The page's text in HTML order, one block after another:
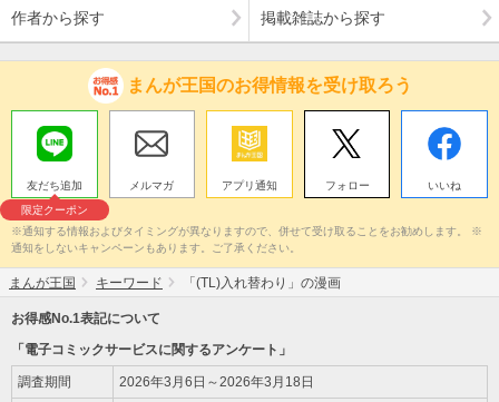
作者から探す 掲載雑誌から探す
まんが王国のお得情報を受け取ろう
友だち追加
限定クーポン
メルマガ アプリ通知 フォロー いいね
※通知する情報およびタイミングが異なりますので、併せて受け取ることをお勧めします。 ※
通知をしないキャンペーンもあります。ご了承ください。
まんが王国 キーワード 「(TL)入れ替わり」の漫画
お得感No.1表記について
「電子コミックサービスに関するアンケート」
調査期間 2026年3月6日～2026年3月18日